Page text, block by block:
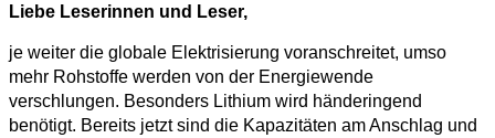
Liebe Leserinnen und Leser,
je weiter die globale Elektrisierung voranschreitet, umso
mehr Rohstoffe werden von der Energiewende
verschlungen. Besonders Lithium wird händeringend
benötigt. Bereits jetzt sind die Kapazitäten am Anschlag und